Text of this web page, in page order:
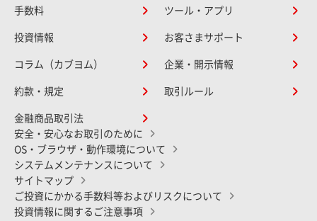
手数料 ツール・アプリ
投資情報 お客さまサポート
コラム（カブヨム） 企業・開示情報
約款・規定 取引ルール
金融商品取引法
安全・安心なお取引のために
OS・ブラウザ・動作環境について
システムメンテナンスについて
サイトマップ
ご投資にかかる手数料等およびリスクについて
投資情報に関するご注意事項